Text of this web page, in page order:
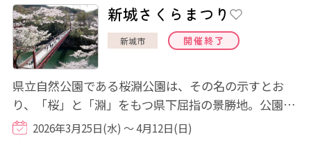
新城さくらまつり
新城市 開催終了
県立自然公園である桜淵公園は、その名の示すとお
り、「桜」と「淵」をもつ県下屈指の景勝地。公園の
中央を豊川がゆったりと横切り、その両岸にピ...
2026年3月25日(水) ～ 4月12日(日)